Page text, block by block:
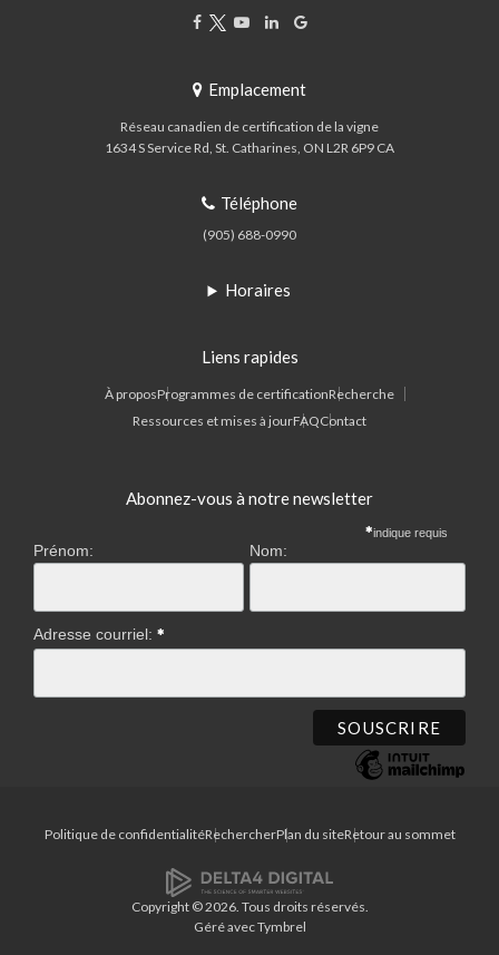
Emplacement
Réseau canadien de certification de la vigne
1634 S Service Rd St. Catharines ON L2R 6P9 CA
Téléphone
(905) 688-0990
Horaires
Liens rapides
À proposProgrammes de certificationRecherche
Ressources et mises à jourFAQContact
Abonnez-vous à notre newsletter
indique requis
Prénom: Nom:
Adresse courriel:
Politique de confidentialitéRechercherPlan du siteRetour au sommet
Copyright © 2026. Tous droits réservés.
Géré avecTymbrel